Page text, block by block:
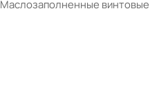
Маслозаполненные